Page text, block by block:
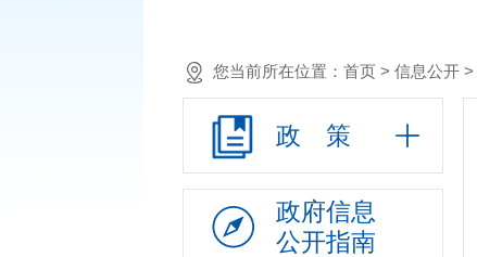
您当前所在位置： 首页 > 信息公开 >
政 策
政府信息
公开指南